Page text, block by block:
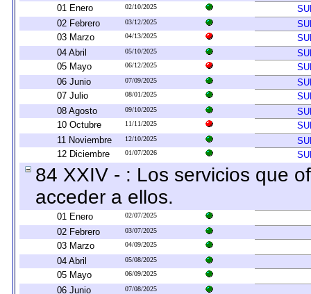
01 Enero 02/10/2025
02 Febrero
03/12/2025
03 Marzo
04/13/2025
04 Abril
05/10/2025
05 Mayo
06/12/2025
06 Junio
07/09/2025
07 Julio
08/01/2025
08 Agosto
09/10/2025
10 Octubre
11/11/2025
11 Noviembre
12/10/2025
12 Diciembre
01/07/2026
84 XXIV - : Los servicios que
acceder a ellos.
01 Enero 02/07/2025
02 Febrero 03/07/2025
03 Marzo 04/09/2025
04 Abril 05/08/2025
05 Mayo 06/09/2025
06 Junio 07/08/2025